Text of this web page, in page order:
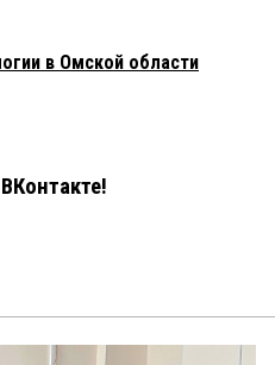
в Омской области